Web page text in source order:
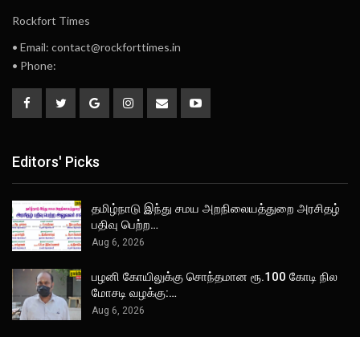
Rockfort Times
• Email: contact@rockforttimes.in
• Phone:
Editors' Picks
தமிழ்நாடு இந்து சமய அறநிலையத்துறை அரசிதழ்
பதிவு பெற்ற…
Aug 6, 2026
பழனி கோயிலுக்கு சொந்தமான ரூ.100 கோடி நில
மோசடி வழக்கு:…
Aug 6, 2026